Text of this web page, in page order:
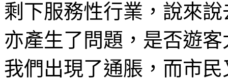
剩下服務性行業，說來
亦產生了問題，是否遊
我們出現了通脹，而市